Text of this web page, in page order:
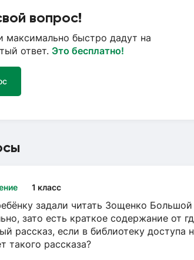
вопрос!
максимально быстро дадут на
ответ. Это бесплатно!
1 класс
задали читать Зощенко
зато есть краткое содержание от
рассказ, если в библиотеку доступа
такого рассказа?